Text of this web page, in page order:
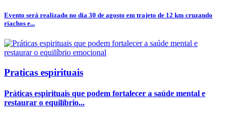
Evento será realizado no dia 30 de agosto em trajeto de 12 km cruzando
riachos e...
Praticas espirituais
Práticas espirituais que podem fortalecer a saúde mental e
restaurar o equilíbrio...